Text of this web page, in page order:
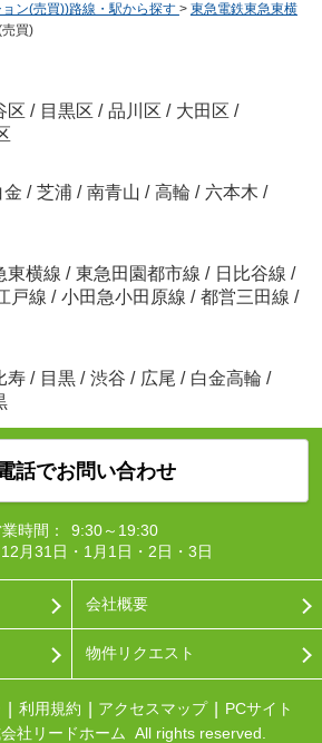
ン(売買))路線・駅から探す > 東急電鉄東急東横
買)
区 / 目黒区 / 品川区 / 大田区 /
金 / 芝浦 / 南青山 / 高輪 / 六本木 /
東横線 / 東急田園都市線 / 日比谷線 /
戸線 / 小田急小田原線 / 都営三田線 /
寿 / 目黒 / 渋谷 / 広尾 / 白金高輪 /
話でお問い合わせ
時間：
9:30～19:30
12月31日・1月1日・2日・3日
会社概要
物件リクエスト
利用規約 アクセスマップ
PCサイト
社リードホーム All rights reserved.